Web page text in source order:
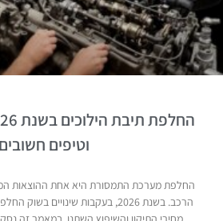
וטיפים חשובים
החלפת מערכת התמסורת היא אחת ההוצאות
הרכב. בשנת 2026, בעקבות שינויים